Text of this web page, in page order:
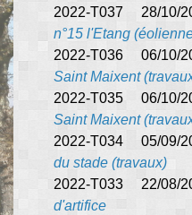
2022-T037 28/10/
n°15 l'Etang
2022-T036 06/10/
Saint Maixent
2022-T035 06/10/
Saint Maixent
2022-T034 05/09/
du stade (travaux)
2022-T033 22/08/
d'artifice